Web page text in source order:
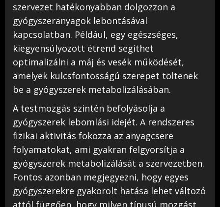
szervezet hatékonyabban dolgozzon a
gyógyszeranyagok lebontásával
kapcsolatban. Például, egy egészséges,
kiegyensúlyozott étrend segíthet
optimalizálni a máj és vesék működését,
amelyek kulcsfontosságú szerepet töltenek
be a gyógyszerek metabolizálásában.
A testmozgás szintén befolyásolja a
gyógyszerek lebomlási idejét. A rendszeres
fizikai aktivitás fokozza az anyagcsere
folyamatokat, ami gyakran felgyorsítja a
gyógyszerek metabolizálását a szervezetben.
Fontos azonban megjegyezni, hogy egyes
gyógyszerekre gyakorolt hatása lehet változó